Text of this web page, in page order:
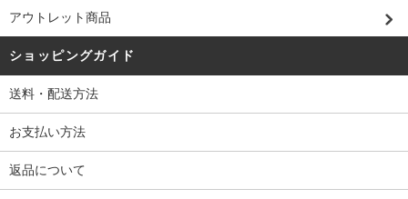
アウトレット商品
ショッピングガイド
送料・配送方法
お支払い方法
返品について